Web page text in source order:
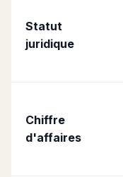
Statut
juridique
Chiffre
d'affaires